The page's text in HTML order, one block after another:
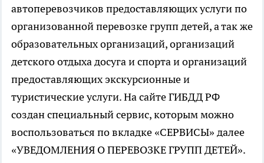
автоперевозчиков предоставляющих услуги по
организованной перевозке групп детей, а так же
образовательных организаций, организаций
детского отдыха досуга и спорта и организаций
предоставляющих экскурсионные и
туристические услуги. На сайте ГИБДД РФ
создан специальный сервис, которым можно
воспользоваться по вкладке «СЕРВИСЫ» далее
«УВЕДОМЛЕНИЯ О ПЕРЕВОЗКЕ ГРУПП ДЕТЕЙ».